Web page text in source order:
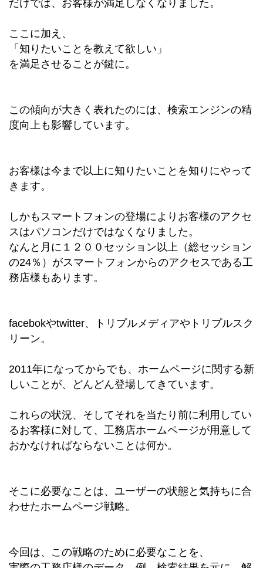
だけでは、お客様が満足しなくなりました。
ここに加え、
「知りたいことを教えて欲しい」
を満足させることが鍵に。
この傾向が大きく表れたのには、検索エンジンの精
度向上も影響しています。
お客様は今まで以上に知りたいことを知りにやって
きます。
しかもスマートフォンの登場によりお客様のアクセ
スはパソコンだけではなくなりました。
なんと月に１２００セッション以上（総セッション
の24％）がスマートフォンからのアクセスである工
務店様もあります。
facebokやtwitter、トリプルメディアやトリプルスク
リーン。
2011年になってからでも、ホームページに関する新
しいことが、どんどん登場してきています。
これらの状況、そしてそれを当たり前に利用してい
るお客様に対して、工務店ホームページが用意して
おかなければならないことは何か。
そこに必要なことは、ユーザーの状態と気持ちに合
わせたホームページ戦略。
今回は、この戦略のために必要なことを、